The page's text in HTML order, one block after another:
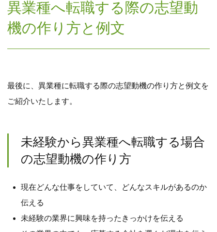
異業種へ転職する際の志望動
機の作り方と例文
最後に、異業種に転職する際の志望動機の作り方と例文を
ご紹介いたします。
未経験から異業種へ転職する場合
の志望動機の作り方
現在どんな仕事をしていて、どんなスキルがあるのか
伝える
未経験の業界に興味を持ったきっかけを伝える